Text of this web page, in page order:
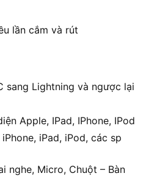
lần cắm và rút
sang Lightning và ngược lại
Apple, IPad, IPhone, IPod
iPad, iPod, các sp
nghe, Micro, Chuột – Bàn